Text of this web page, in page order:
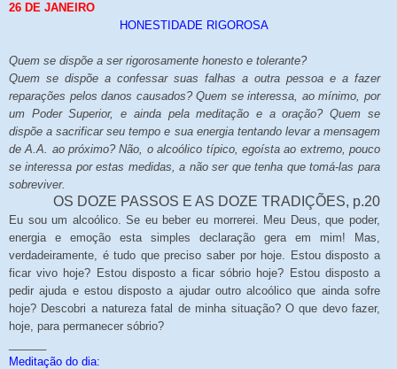
26 DE JANEIRO
HONESTIDADE RIGOROSA
Quem se dispõe a ser rigorosamente honesto e tolerante?
Quem se dispõe a confessar suas falhas a outra pessoa e a fazer
reparações pelos danos causados? Quem se interessa, ao mínimo, por
um Poder Superior, e ainda pela meditação e a oração? Quem se
dispõe a sacrificar seu tempo e sua energia tentando levar a mensagem
de A.A. ao próximo? Não, o alcoólico típico, egoísta ao extremo, pouco
se interessa por estas medidas, a não ser que tenha que tomá-las para
sobreviver.
OS DOZE PASSOS E AS DOZE TRADIÇÕES, p.20
Eu sou um alcoólico. Se eu beber eu morrerei. Meu Deus, que poder,
energia e emoção esta simples declaração gera em mim! Mas,
verdadeiramente, é tudo que preciso saber por hoje. Estou disposto a
ficar vivo hoje? Estou disposto a ficar sóbrio hoje? Estou disposto a
pedir ajuda e estou disposto a ajudar outro alcoólico que ainda sofre
hoje? Descobri a natureza fatal de minha situação? O que devo fazer,
hoje, para permanecer sóbrio?
Meditação do dia: